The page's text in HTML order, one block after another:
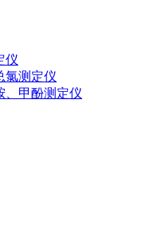
仪
氯测定仪
、甲酚测定仪